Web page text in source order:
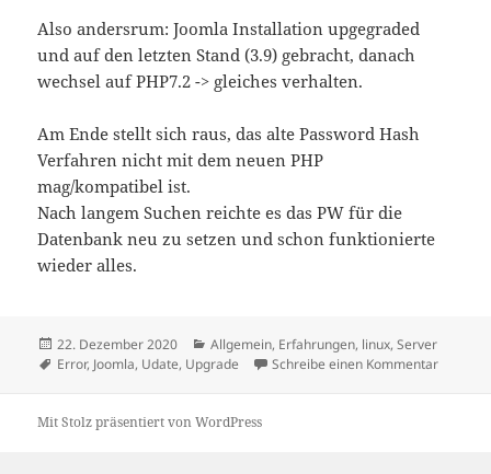
Also andersrum: Joomla Installation upgegraded
und auf den letzten Stand (3.9) gebracht, danach
wechsel auf PHP7.2 -> gleiches verhalten.
Am Ende stellt sich raus, das alte Password Hash
Verfahren nicht mit dem neuen PHP
mag/kompatibel ist.
Nach langem Suchen reichte es das PW für die
Datenbank neu zu setzen und schon funktionierte
wieder alles.
Veröffentlicht
am
22. Dezember 2020 Kategorien
Allgemein, Erfahrungen, linux,Server
Schlagwörter
Error, Joomla, Udate, Upgrade Schreibe einen Kommentarzu
Mit Stolz präsentiert von WordPress